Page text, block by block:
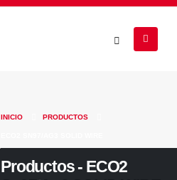
INICIO PRODUCTOS
Productos - ECO2